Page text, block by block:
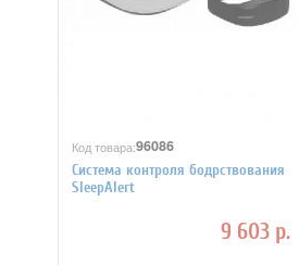
Код товара:96086
Система контроля бодрствования
SleepAlert
9 603 р.